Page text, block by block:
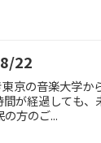
22
京の音楽大学か
が経過しても
方のご...